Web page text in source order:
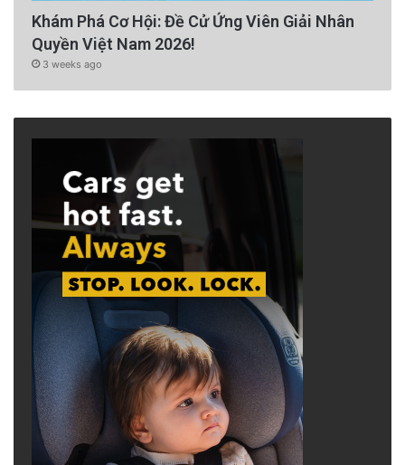
Khám Phá Cơ Hội: Đề Cử Ứng Viên Giải Nhân
Quyền Việt Nam 2026!
3 weeks ago